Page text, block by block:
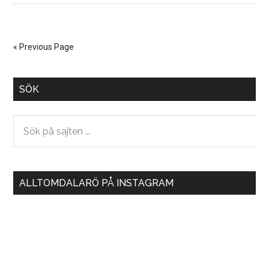
« Previous Page
Primary
Sidebar
SÖK
...
ALLTOMDALARÖ PÅ INSTAGRAM